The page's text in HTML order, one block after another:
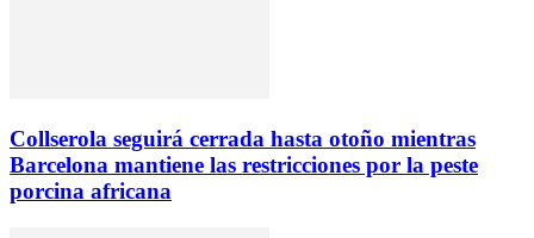
Collserola seguirá cerrada hasta otoño mientras
Barcelona mantiene las restricciones por la peste
porcina africana